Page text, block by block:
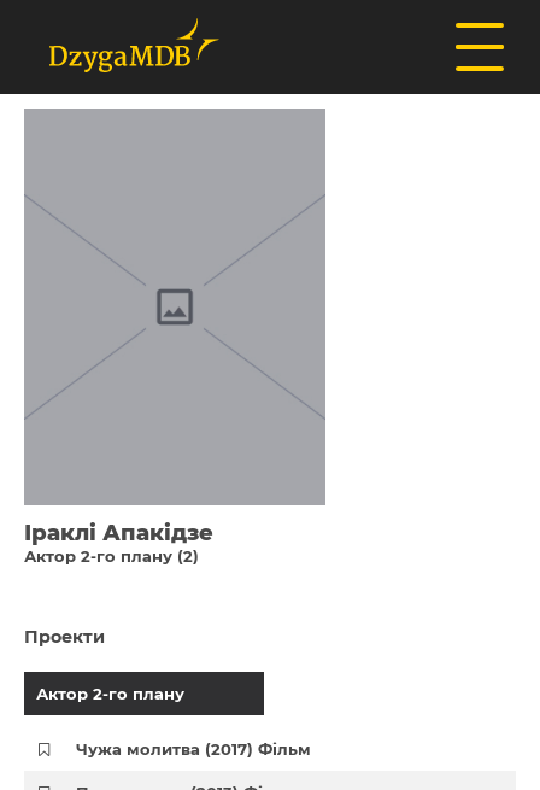
Іраклі Апакідзе
Актор 2-го плану (2)
Проекти
Актор 2-го плану
Чужа молитва (2017) Фільм